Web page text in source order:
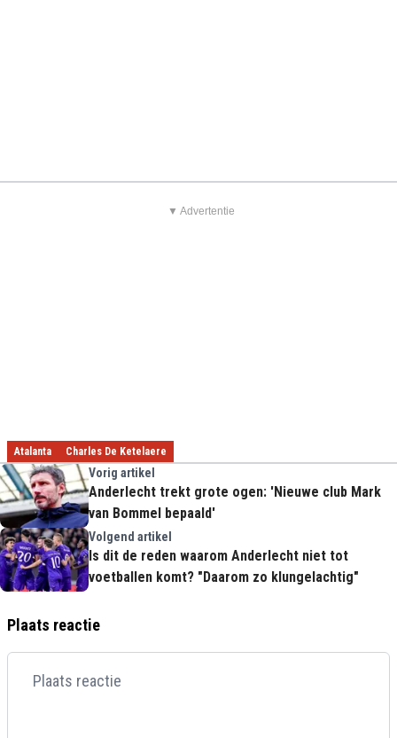
▼ Advertentie
Atalanta Charles De Ketelaere
Vorig artikel
Anderlecht trekt grote ogen: 'Nieuwe club Mark
van Bommel bepaald'
Volgend artikel
Is dit de reden waarom Anderlecht niet tot
voetballen komt? "Daarom zo klungelachtig"
Plaats reactie